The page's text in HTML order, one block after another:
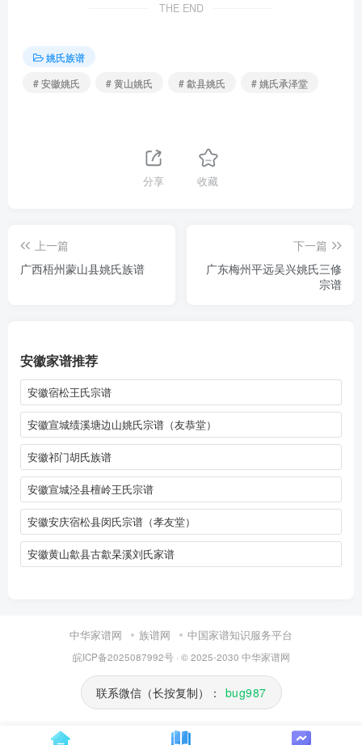
THE END
姚氏族谱
# 安徽姚氏
# 黄山姚氏 # 歙县姚氏 # 姚氏承泽堂
分享 收藏
上一篇
广西梧州蒙山县姚氏族谱
下一篇
广东梅州平远吴兴姚氏三修
宗谱
安徽家谱推荐
安徽宿松王氏宗谱
安徽宣城绩溪塘边山姚氏宗谱（友恭堂）
安徽祁门胡氏族谱
安徽宣城泾县檀岭王氏宗谱
安徽安庆宿松县闵氏宗谱（孝友堂）
安徽黄山歙县古歙杲溪刘氏家谱
中华家谱网 族谱网 中国家谱知识服务平台
皖ICP备2025087992号· © 2025-2030 中华家谱网
联系微信（长按复制）： bug987